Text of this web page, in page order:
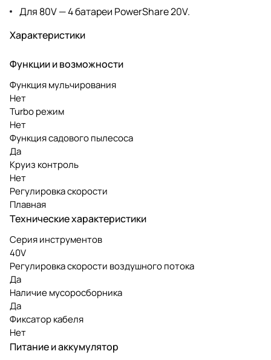
Для 80V — 4 батареи PowerShare 20V.
Характеристики
Функции и возможности
Функция мульчирования
Нет
Turbo режим
Нет
Функция садового пылесоса
Да
Круиз контроль
Нет
Регулировка скорости
Плавная
Технические характеристики
Серия инструментов
40V
Регулировка скорости воздушного потока
Да
Наличие мусоросборника
Да
Фиксатор кабеля
Нет
Питание и аккумулятор